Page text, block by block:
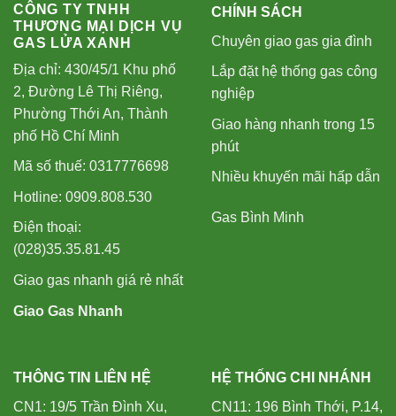
CÔNG TY TNHH
THƯƠNG MẠI DỊCH VỤ
GAS LỬA XANH
Địa chỉ: 430/45/1 Khu phố
2, Đường Lê Thị Riêng,
Phường Thới An, Thành
phố Hồ Chí Minh
Mã số thuế: 0317776698
Hotline: 0909.808.530
Điện thoại:
(028)35.35.81.45
Giao gas nhanh giá rẻ nhất
Giao Gas Nhanh
CHÍNH SÁCH
Chuyên giao gas gia đình
Lắp đặt hệ thống gas công
nghiệp
Giao hàng nhanh trong 15
phút
Nhiều khuyến mãi hấp dẫn
Gas Bình Minh
THÔNG TIN LIÊN HỆ
CN1: 19/5 Trần Đình Xu,
HỆ THỐNG CHI NHÁNH
CN11: 196 Bình Thới, P.14,